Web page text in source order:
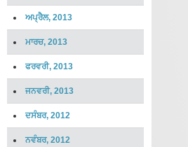
ਅਪ੍ਰੈਲ, 2013
ਮਾਰਚ, 2013
ਫਰਵਰੀ, 2013
ਜਨਵਰੀ, 2013
ਦਸੰਬਰ, 2012
ਨਵੰਬਰ, 2012